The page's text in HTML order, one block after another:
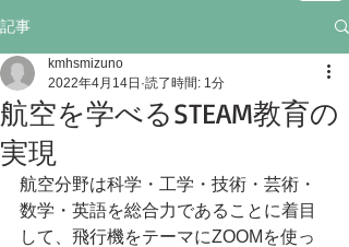
記事
航空を学べるSTEAM教育の
実現
kmhsmizuno
2022年4月14日 読了時間: 1分
航空分野は科学・工学・技術・芸術・
数学・英語を総合力であることに着目
して、飛行機をテーマにZOOMを使っ